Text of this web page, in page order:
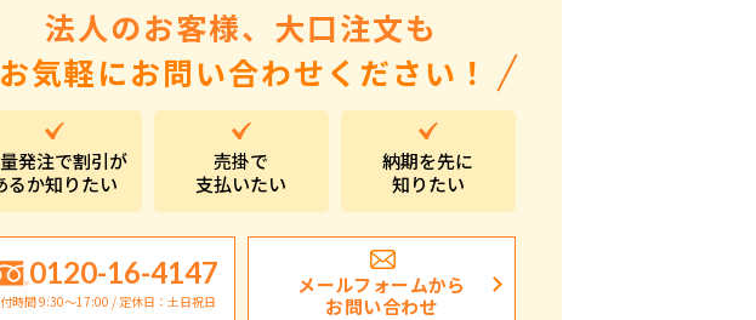
粗品・営業配布
入学・卒業記念品
自治体・公共団体向け
オープン・開業・開院
ポストイン
ばらまき、ショップイベント向け粗品・ノベ
法人のお客様、大口注文も
お気軽にお問い合わせください！
発注で割引が
るか知りたい
売掛で
支払いたい
納期を先に
知りたい
0120-16-4147
時間 9:30〜17:00 / 定休日：土日祝日
メールフォームから
お問い合わせ